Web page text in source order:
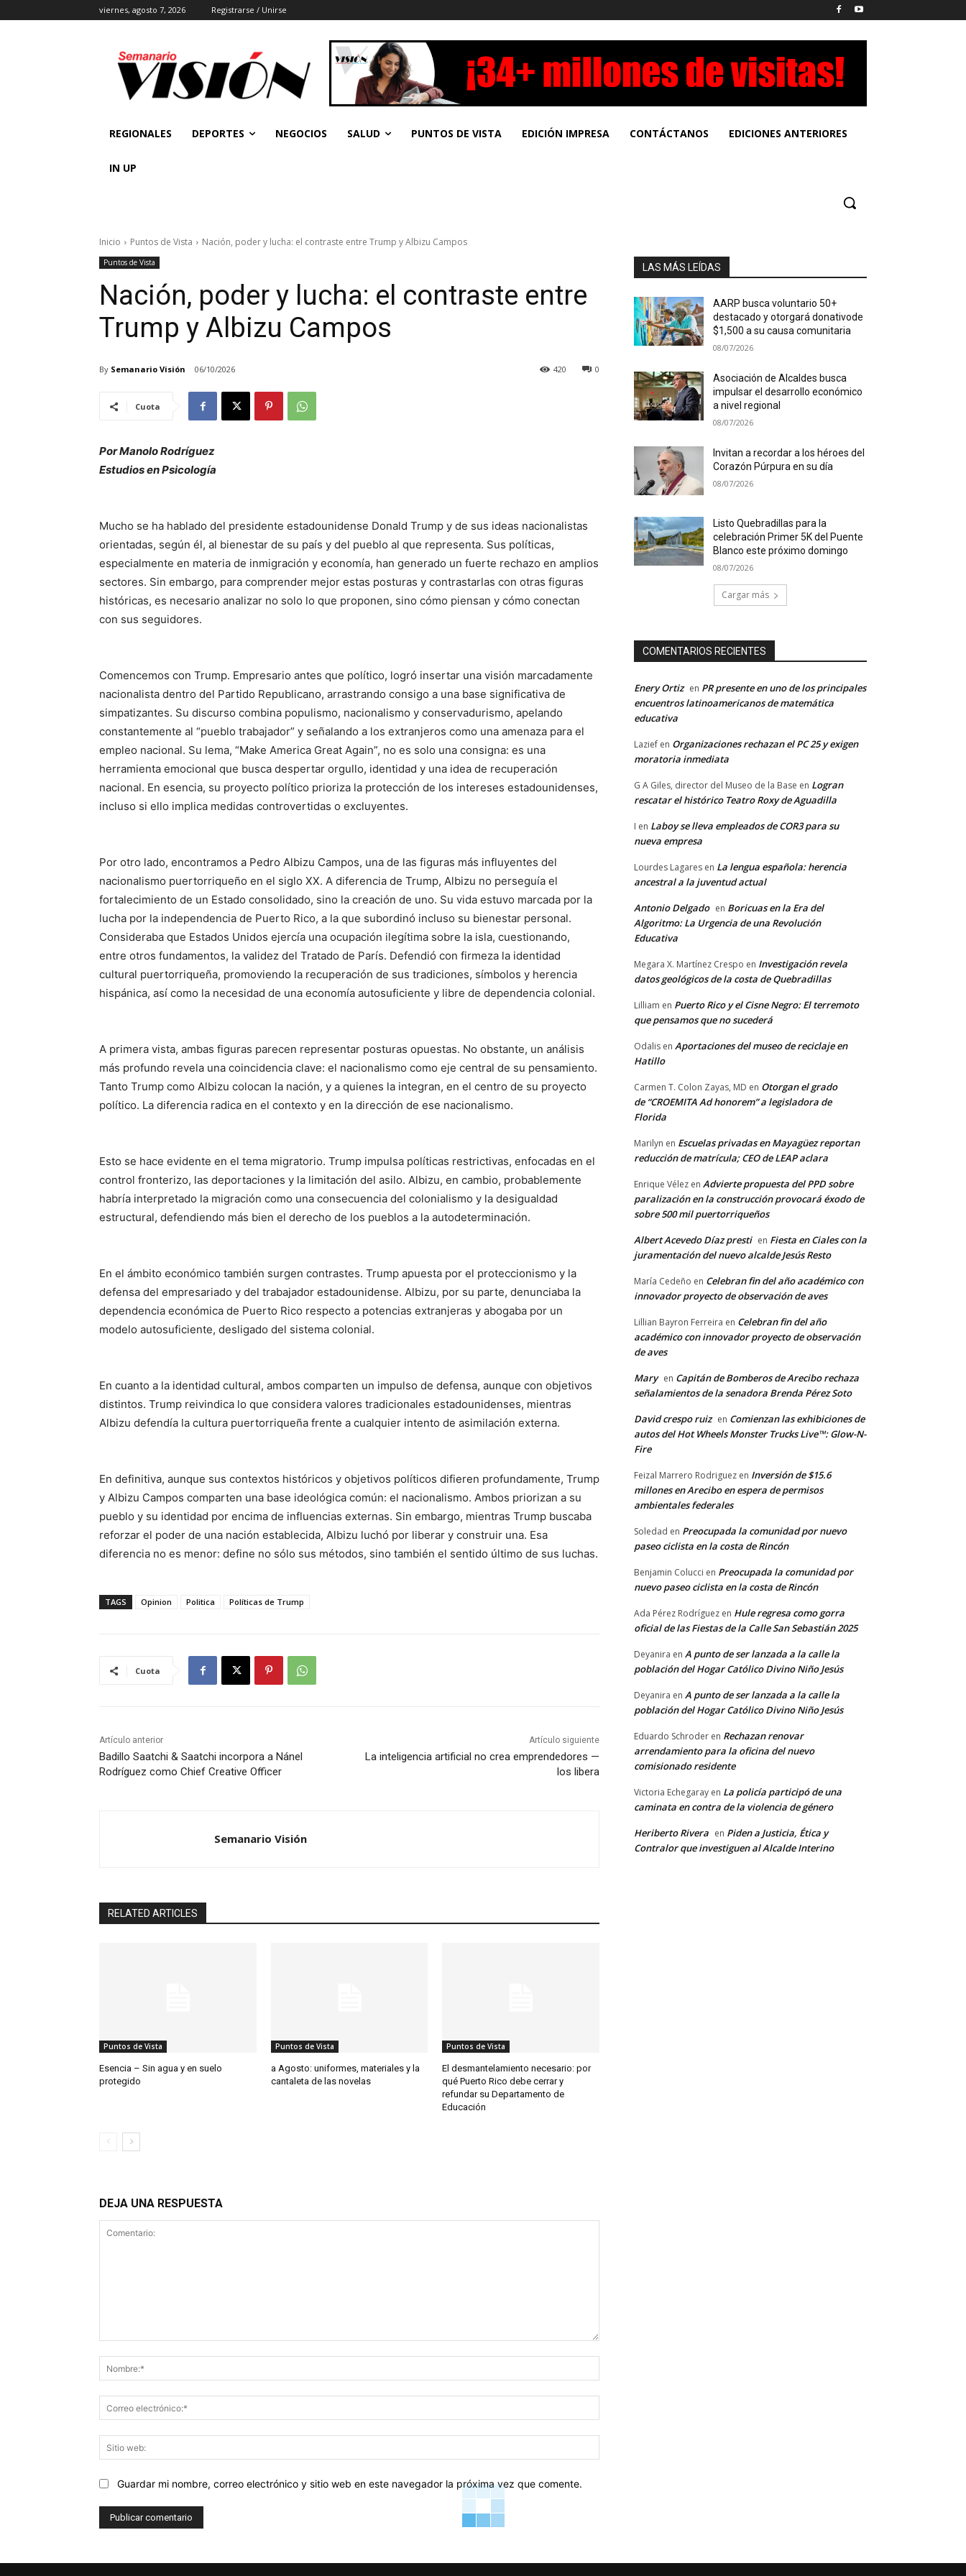
viernes, agosto 7, 2026 Registrarse / Unirse
REGIONALES DEPORTES NEGOCIOS SALUD PUNTOS DE VISTA EDICIÓN IMPRESA CONTÁCTANOS EDICIONES ANTERIORES
IN UP
Inicio Puntos de Vista Nación, poder y lucha: el contraste entre Trump y Albizu Campos
Puntos de Vista
Nación, poder y lucha: el contraste entre
Trump y Albizu Campos
By Semanario Visión 06/10/2026 0
420
Cuota
Por Manolo Rodríguez
Estudios en Psicología
Mucho se ha hablado del presidente estadounidense Donald Trump y de sus ideas nacionalistas
orientadas, según él, al bienestar de su país y del pueblo al que representa. Sus políticas,
especialmente en materia de inmigración y economía, han generado un fuerte rechazo en amplios
sectores. Sin embargo, para comprender mejor estas posturas y contrastarlas con otras figuras
históricas, es necesario analizar no solo lo que proponen, sino cómo piensan y cómo conectan
con sus seguidores.
Comencemos con Trump. Empresario antes que político, logró insertar una visión marcadamente
nacionalista dentro del Partido Republicano, arrastrando consigo a una base significativa de
simpatizantes. Su discurso combina populismo, nacionalismo y conservadurismo, apelando
constantemente al “pueblo trabajador” y señalando a los extranjeros como una amenaza para el
empleo nacional. Su lema, “Make America Great Again”, no es solo una consigna: es una
herramienta emocional que busca despertar orgullo, identidad y una idea de recuperación
nacional. En esencia, su proyecto político prioriza la protección de los intereses estadounidenses,
incluso si ello implica medidas controvertidas o excluyentes.
Por otro lado, encontramos a Pedro Albizu Campos, una de las figuras más influyentes del
nacionalismo puertorriqueño en el siglo XX. A diferencia de Trump, Albizu no perseguía el
fortalecimiento de un Estado consolidado, sino la creación de uno. Su vida estuvo marcada por la
lucha por la independencia de Puerto Rico, a la que subordinó incluso su bienestar personal.
Consideraba que Estados Unidos ejercía una ocupación ilegítima sobre la isla, cuestionando,
entre otros fundamentos, la validez del Tratado de París. Defendió con firmeza la identidad
cultural puertorriqueña, promoviendo la recuperación de sus tradiciones, símbolos y herencia
hispánica, así como la necesidad de una economía autosuficiente y libre de dependencia colonial.
A primera vista, ambas figuras parecen representar posturas opuestas. No obstante, un análisis
más profundo revela una coincidencia clave: el nacionalismo como eje central de su pensamiento.
Tanto Trump como Albizu colocan la nación, y a quienes la integran, en el centro de su proyecto
político. La diferencia radica en el contexto y en la dirección de ese nacionalismo.
Esto se hace evidente en el tema migratorio. Trump impulsa políticas restrictivas, enfocadas en el
control fronterizo, las deportaciones y la limitación del asilo. Albizu, en cambio, probablemente
habría interpretado la migración como una consecuencia del colonialismo y la desigualdad
estructural, defendiendo más bien el derecho de los pueblos a la autodeterminación.
En el ámbito económico también surgen contrastes. Trump apuesta por el proteccionismo y la
defensa del empresariado y del trabajador estadounidense. Albizu, por su parte, denunciaba la
dependencia económica de Puerto Rico respecto a potencias extranjeras y abogaba por un
modelo autosuficiente, desligado del sistema colonial.
En cuanto a la identidad cultural, ambos comparten un impulso de defensa, aunque con objetivos
distintos. Trump reivindica lo que considera valores tradicionales estadounidenses, mientras
Albizu defendía la cultura puertorriqueña frente a cualquier intento de asimilación externa.
En definitiva, aunque sus contextos históricos y objetivos políticos difieren profundamente, Trump
y Albizu Campos comparten una base ideológica común: el nacionalismo. Ambos priorizan a su
pueblo y su identidad por encima de influencias externas. Sin embargo, mientras Trump buscaba
reforzar el poder de una nación establecida, Albizu luchó por liberar y construir una. Esa
diferencia no es menor: define no sólo sus métodos, sino también el sentido último de sus luchas.
TAGS Opinion Politica Políticas de Trump
Cuota
Artículo anterior
Badillo Saatchi & Saatchi incorpora a Nánel
Rodríguez como Chief Creative Officer
Artículo siguiente
La inteligencia artificial no crea emprendedores —
los libera
Semanario Visión
RELATED ARTICLES
Puntos de Vista
Esencia – Sin agua y en suelo
protegido
Puntos de Vista
a Agosto: uniformes, materiales y la
cantaleta de las novelas
Puntos de Vista
El desmantelamiento necesario: por
qué Puerto Rico debe cerrar y
refundar su Departamento de
Educación
DEJA UNA RESPUESTA
electrónico:*
web:
Guardar mi nombre, correo electrónico y sitio web en este navegador la próxima vez que comente.
LAS MÁS LEÍDAS
AARP busca voluntario 50+
destacado y otorgará donativode
$1,500 a su causa comunitaria
08/07/2026
Asociación de Alcaldes busca
impulsar el desarrollo económico
a nivel regional
08/07/2026
Invitan a recordar a los héroes del
Corazón Púrpura en su día
08/07/2026
Listo Quebradillas para la
celebración Primer 5K del Puente
Blanco este próximo domingo
08/07/2026
Cargar más
COMENTARIOS RECIENTES
Enery Ortiz en PR presente en uno de los principales
encuentros latinoamericanos de matemática
educativa
Lazief en Organizaciones rechazan el PC 25 y exigen
moratoria inmediata
G A Giles, director del Museo de la Base en Logran
rescatar el histórico Teatro Roxy de Aguadilla
I en Laboy se lleva empleados de COR3 para su
nueva empresa
Lourdes Lagares en La lengua española: herencia
ancestral a la juventud actual
Antonio Delgado en Boricuas en la Era del
Algoritmo: La Urgencia de una Revolución
Educativa
Megara X. Martínez Crespo en Investigación revela
datos geológicos de la costa de Quebradillas
Lilliam en Puerto Rico y el Cisne Negro: El terremoto
que pensamos que no sucederá
Odalis en Aportaciones del museo de reciclaje en
Hatillo
Carmen T. Colon Zayas, MD en Otorgan el grado
de “CROEMITA Ad honorem” a legisladora de
Florida
Marilyn en Escuelas privadas en Mayagüez reportan
reducción de matrícula; CEO de LEAP aclara
Enrique Vélez en Advierte propuesta del PPD sobre
paralización en la construcción provocará éxodo de
sobre 500 mil puertorriqueños
Albert Acevedo Díaz presti en Fiesta en Ciales con la
juramentación del nuevo alcalde Jesús Resto
María Cedeño en Celebran fin del año académico con
innovador proyecto de observación de aves
Lillian Bayron Ferreira en Celebran fin del año
académico con innovador proyecto de observación
de aves
Mary en Capitán de Bomberos de Arecibo rechaza
señalamientos de la senadora Brenda Pérez Soto
David crespo ruiz en Comienzan las exhibiciones de
autos del Hot Wheels Monster Trucks Live™: Glow-N-
Fire
Feizal Marrero Rodriguez en Inversión de $15.6
millones en Arecibo en espera de permisos
ambientales federales
Soledad en Preocupada la comunidad por nuevo
paseo ciclista en la costa de Rincón
Benjamin Colucci en Preocupada la comunidad por
nuevo paseo ciclista en la costa de Rincón
Ada Pérez Rodríguez en Hule regresa como gorra
oficial de las Fiestas de la Calle San Sebastián 2025
Deyanira en A punto de ser lanzada a la calle la
población del Hogar Católico Divino Niño Jesús
Deyanira en A punto de ser lanzada a la calle la
población del Hogar Católico Divino Niño Jesús
Eduardo Schroder en Rechazan renovar
arrendamiento para la oficina del nuevo
comisionado residente
Victoria Echegaray en La policía participó de una
caminata en contra de la violencia de género
Heriberto Rivera en Piden a Justicia, Ética y
Contralor que investiguen al Alcalde Interino